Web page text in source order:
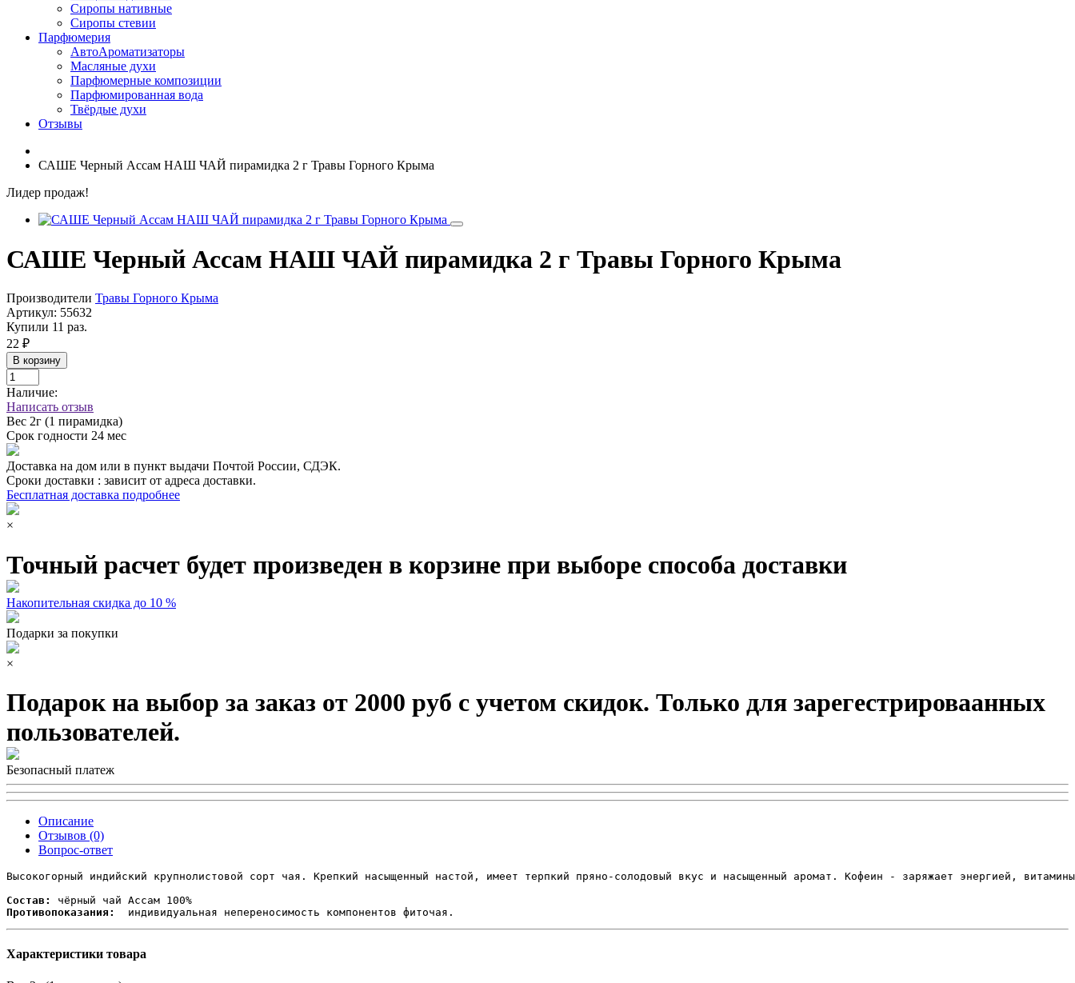
Сиропы нативные
Сиропы стевии
Парфюмерия
АвтоАроматизаторы
Масляные духи
Парфюмерные композиции
Парфюмированная вода
Твёрдые духи
Отзывы
САШЕ Черный Ассам НАШ ЧАЙ пирамидка 2 г Травы Горного Крыма
Лидер продаж!
САШЕ Черный Ассам НАШ ЧАЙ пирамидка 2 г Травы Горного Крыма
Производители Травы Горного Крыма
Артикул: 55632
Купили 11 раз.
22 ₽
В корзину
Наличие:
Написать отзыв
Вес 2г (1 пирамидка)
Срок годности 24 мес
Доставка на дом или в пункт выдачи Почтой России, СДЭК.
Сроки доставки : зависит от адреса доставки.
Бесплатная доставка подробнее
×
Точный расчет будет произведен в корзине при выборе способа доставки
Накопительная скидка до 10 %
Подарки за покупки
×
Подарок на выбор за заказ от 2000 руб с учетом скидок. Только для зарегестрироваанных
пользователей.
Безопасный платеж
Описание
Отзывов (0)
Вопрос-ответ
Высокогорный индийский крупнолистовой сорт чая. Крепкий насыщенный настой, имеет терпкий пряно-солодовый вкус и насыщенный аромат. Кофеин - заряжает энергией,
Состав:
Противопоказания:
  индивидуальная непереносимость компонентов фиточая.
Характеристики товара